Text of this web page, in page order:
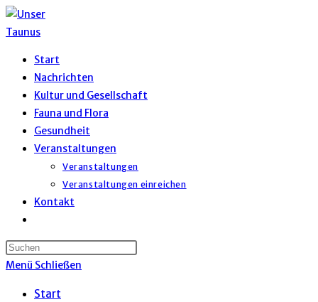
Zum
Inhalt
Start
Nachrichten
Kultur und Gesellschaft
Fauna und Flora
Gesundheit
Veranstaltungen
Veranstaltungen
Veranstaltungen einreichen
Kontakt
umschalten
Menü Schließen
Start